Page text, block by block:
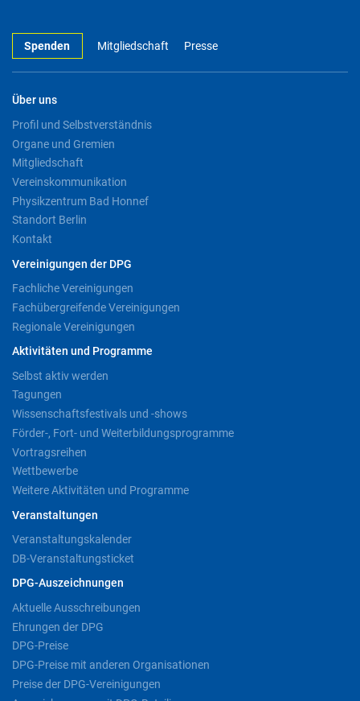
Spenden Mitgliedschaft Presse
Über uns
Profil und Selbstverständnis
Organe und Gremien
Mitgliedschaft
Vereinskommunikation
Physikzentrum Bad Honnef
Standort Berlin
Kontakt
Vereinigungen der DPG
Fachliche Vereinigungen
Fachübergreifende Vereinigungen
Regionale Vereinigungen
Aktivitäten und Programme
Selbst aktiv werden
Tagungen
Wissenschaftsfestivals und -shows
Förder-, Fort- und Weiterbildungsprogramme
Vortragsreihen
Wettbewerbe
Weitere Aktivitäten und Programme
Veranstaltungen
Veranstaltungskalender
DB-Veranstaltungsticket
DPG-Auszeichnungen
Aktuelle Ausschreibungen
Ehrungen der DPG
DPG-Preise
DPG-Preise mit anderen Organisationen
Preise der DPG-Vereinigungen